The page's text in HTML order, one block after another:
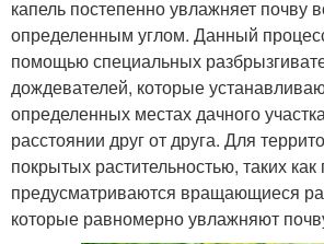
капель постепенно увлажняет почву
определенным углом. Данный
помощью специальных
дождевателей, которые
определенных местах дачного
расстоянии друг от друга. Для
покрытых растительностью, таких
предусматриваются вращающиеся
которые равномерно увлажняют